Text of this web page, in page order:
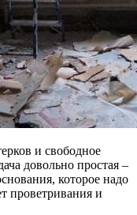
и свободное
довольно простая –
которое надо
проветривания и